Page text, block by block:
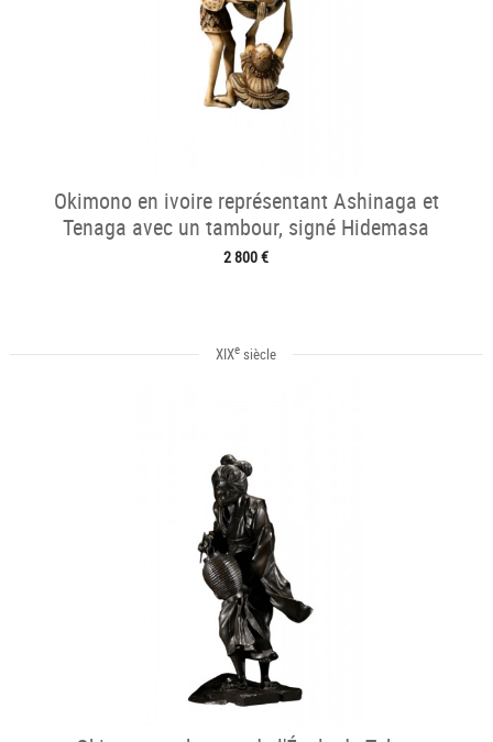
Okimono en ivoire représentant Ashinaga et
Tenaga avec un tambour, signé Hidemasa
2 800 €
XIXe siècle